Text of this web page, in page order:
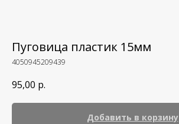
Пуговица пластик 15мм
4050945209439
95,00 р.
Добавить в корзину